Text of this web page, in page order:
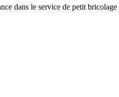
dans le service de petit